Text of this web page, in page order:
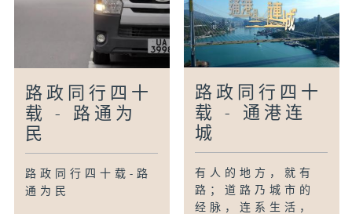
路政同行四十
载 - 路通为
民
路政同行四十载-路
通为民
路政同行四十
载 - 通港连
城
有人的地方，就有
路；道路乃城市的
经脉，连系生活，